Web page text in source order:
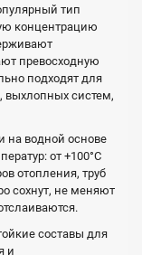
тип
концентрацию
превосходную
подходят для
выхлопных систем,
на водной основе
от +100°С
отопления, труб
сохнут, не меняют
составы для
и